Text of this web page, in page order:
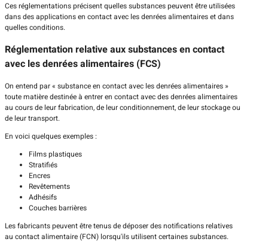
Ces réglementations précisent quelles substances peuvent être utilisées
dans des applications en contact avec les denrées alimentaires et dans
quelles conditions.
Réglementation relative aux substances en contact
avec les denrées alimentaires (FCS)
On entend par « substance en contact avec les denrées alimentaires »
toute matière destinée à entrer en contact avec des denrées alimentaires
au cours de leur fabrication, de leur conditionnement, de leur stockage ou
de leur transport.
En voici quelques exemples :
Films plastiques
Stratifiés
Encres
Revêtements
Adhésifs
Couches barrières
Les fabricants peuvent être tenus de déposer des notifications relatives
au contact alimentaire (FCN) lorsqu'ils utilisent certaines substances.